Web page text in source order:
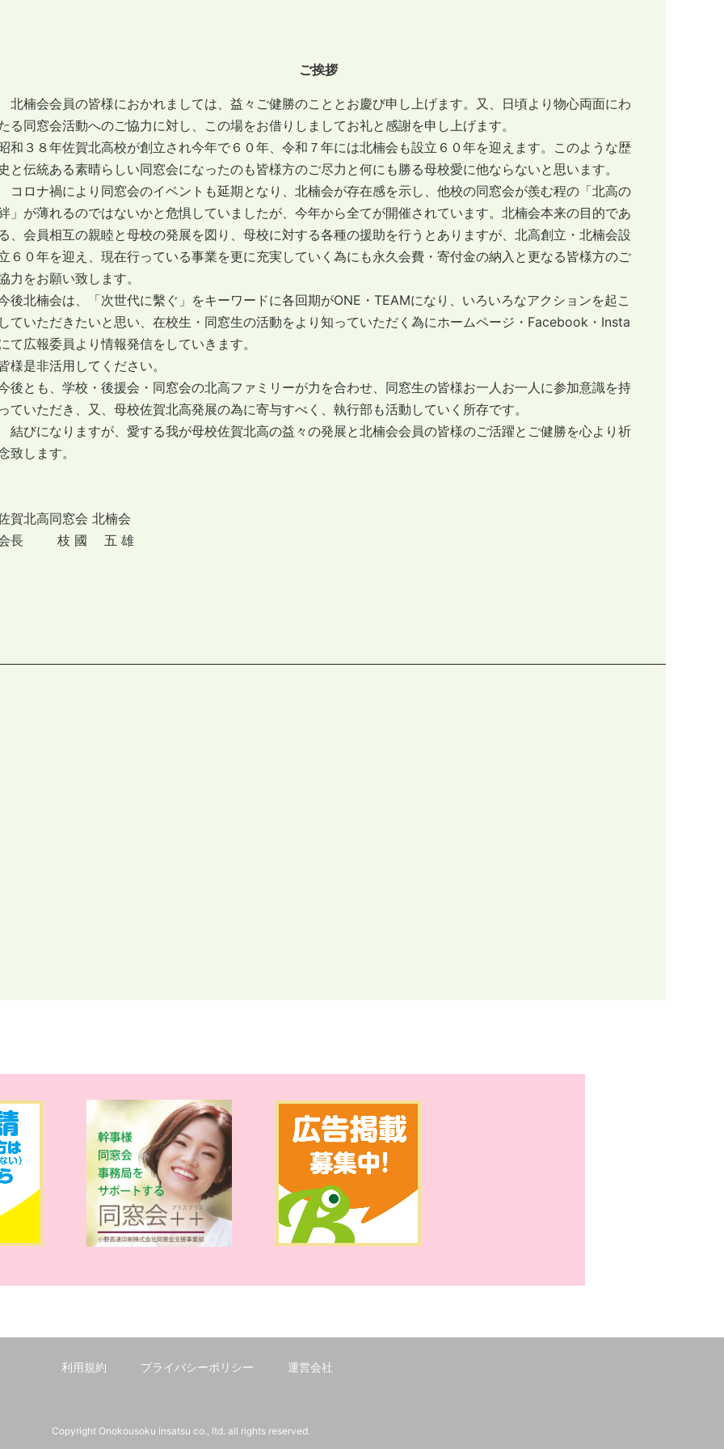
ご挨拶
楠会会員の皆様におかれましては、益々ご健勝のこととお慶び申し上げます。又、日頃より物心両面にわ
る同窓会活動へのご協力に対し、この場をお借りしましてお礼と感謝を申し上げます。
和３８年佐賀北高校が創立され今年で６０年、令和７年には北楠会も設立６０年を迎えます。このような歴
と伝統ある素晴らしい同窓会になったのも皆様方のご尽力と何にも勝る母校愛に他ならないと思います。
ロナ禍により同窓会のイベントも延期となり、北楠会が存在感を示し、他校の同窓会が羨む程の「北高の
」が薄れるのではないかと危惧していましたが、今年から全てが開催されています。北楠会本来の目的であ
、会員相互の親睦と母校の発展を図り、母校に対する各種の援助を行うとありますが、北高創立・北楠会設
６０年を迎え、現在行っている事業を更に充実していく為にも永久会費・寄付金の納入と更なる皆様方のご
力をお願い致します。
後北楠会は、「次世代に繫ぐ」をキーワードに各回期がONE・TEAMになり、いろいろなアクションを起こ
ていただきたいと思い、在校生・同窓生の活動をより知っていただく為にホームページ・Facebook・Insta
て広報委員より情報発信をしていきます。
様是非活用してください。
後とも、学校・後援会・同窓会の北高ファミリーが力を合わせ、同窓生の皆様お一人お一人に参加意識を持
ていただき、又、母校佐賀北高発展の為に寄与すべく、執行部も活動していく所存です。
びになりますが、愛する我が母校佐賀北高の益々の発展と北楠会会員の皆様のご活躍とご健勝を心より祈
致します。
賀北高同窓会 北楠会
長 枝 國 五 雄
利用規約 プライバシーポリシー 運営会社
Copyright Onokousoku insatsu co., ltd. all rights reserved.